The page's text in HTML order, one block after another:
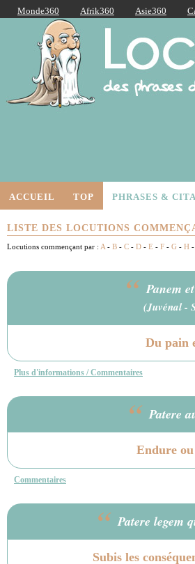
Monde360 Afrik360 Asie360
AmériqueLatine360
Orient360
Locutions Latines
ACCUEIL TOP PHRASES &
LISTE DES LOCUTIONS
Locutions commençant par : A - B - C - D - E - F - G - H -
“ Panem
(Juvénal-
Du pain
Plus d'informations / Commentaires
“ Patere
Endure
Commentaires
“ Patere legem
Subis les